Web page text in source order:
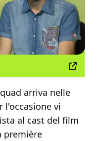
arriva nelle
l'occasione vi
al cast del film
première